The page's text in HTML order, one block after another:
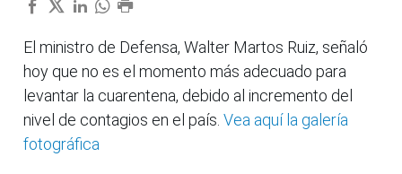
El ministro de Defensa, Walter Martos Ruiz, señaló
hoy que no es el momento más adecuado para
levantar la cuarentena, debido al incremento del
nivel de contagios en el país. Vea aquí la galería
fotográfica